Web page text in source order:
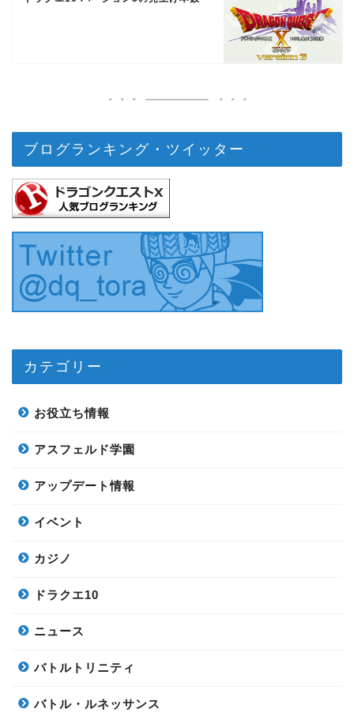
ブログランキング・ツイッター
カテゴリー
お役立ち情報
アスフェルド学園
アップデート情報
イベント
カジノ
ドラクエ10
ニュース
バトルトリニティ
バトル・ルネッサンス